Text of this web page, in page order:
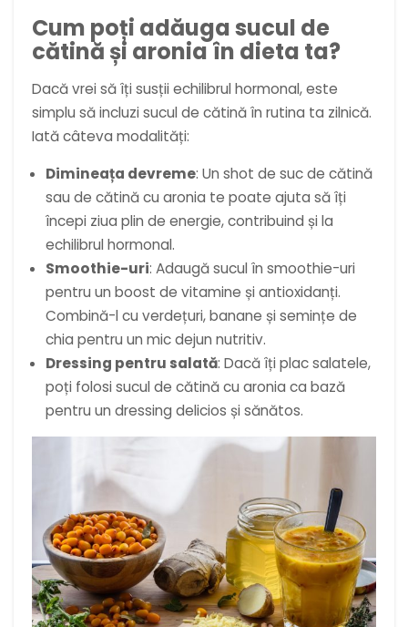
Cum poți adăuga sucul de
cătină și aronia în dieta ta?
Dacă vrei să îți susții echilibrul hormonal, este
simplu să incluzi sucul de cătină în rutina ta zilnică.
Iată câteva modalități:
Dimineața devreme: Un shot de suc de cătină
sau de cătină cu aronia te poate ajuta să îți
începi ziua plin de energie, contribuind și la
echilibrul hormonal.
Smoothie-uri: Adaugă sucul în smoothie-uri
pentru un boost de vitamine și antioxidanți.
Combină-l cu verdețuri, banane și semințe de
chia pentru un mic dejun nutritiv.
Dressing pentru salată: Dacă îți plac salatele,
poți folosi sucul de cătină cu aronia ca bază
pentru un dressing delicios și sănătos.